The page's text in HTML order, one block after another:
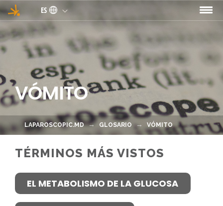
Pasar al contenido principal
ES
VÓMITO
LAPAROSCOPIC.MD GLOSARIO VÓMITO
TÉRMINOS MÁS VISTOS
EL METABOLISMO DE LA GLUCOSA